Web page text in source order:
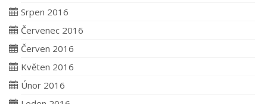
Srpen 2016
Červenec 2016
Červen 2016
Květen 2016
Únor 2016